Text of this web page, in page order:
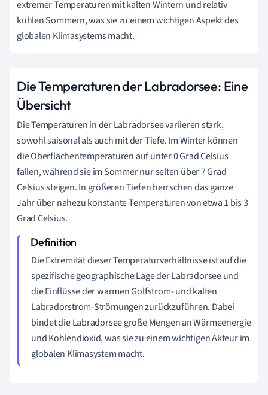
extremer Temperaturen mit kalten Wintern und relativ
kühlen Sommern, was sie zu einem wichtigen Aspekt des
globalen Klimasystems macht.
Die Temperaturen der Labradorsee: Eine
Übersicht
Die Temperaturen in der Labradorsee variieren stark,
sowohl saisonal als auch mit der Tiefe. Im Winter können
die Oberflächentemperaturen auf unter 0 Grad Celsius
fallen, während sie im Sommer nur selten über 7 Grad
Celsius steigen. In größeren Tiefen herrschen das ganze
Jahr über nahezu konstante Temperaturen von etwa 1 bis 3
Grad Celsius.
Die Extremität dieser Temperaturverhältnisse ist auf die
spezifische geographische Lage der Labradorsee und
die Einflüsse der warmen Golfstrom- und kalten
Labradorstrom-Strömungen zurückzuführen. Dabei
bindet die Labradorsee große Mengen an Wärmeenergie
und Kohlendioxid, was sie zu einem wichtigen Akteur im
globalen Klimasystem macht.